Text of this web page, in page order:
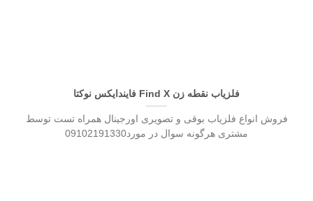
فلزیاب نقطه زن Find X فایندایکس نوکتا
فروش انواع فلزیاب بوقی و تصویری اورجینال همراه تست توسط
مشتری هرگونه سوال در مورد09102191330